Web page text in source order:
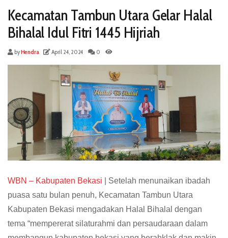
Kecamatan Tambun Utara Gelar Halal
Bihalal Idul Fitri 1445 Hijriah
byHendra April 24, 2024 0
WBN – Kabupaten Bekasi | Setelah menunaikan ibadah
puasa satu bulan penuh, Kecamatan Tambun Utara
Kabupaten Bekasi mengadakan Halal Bihalal dengan
tema “mempererat silaturahmi dan persaudaraan dalam